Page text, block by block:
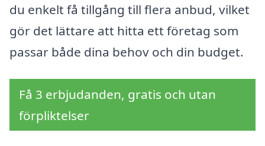
du enkelt få tillgång till flera anbud, vilket
gör det lättare att hitta ett företag som
passar både dina behov och din budget.
Få 3 erbjudanden, gratis och utan
förpliktelser